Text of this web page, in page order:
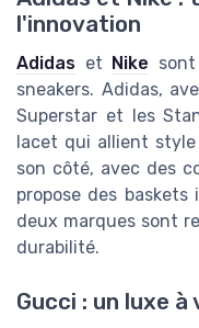
l'innovation
Adidas et Nike
sneakers. Adidas,
Superstar et les
lacet qui allient
son côté, avec des
propose des
deux marques sont
durabilité.
Gucci : un luxe à